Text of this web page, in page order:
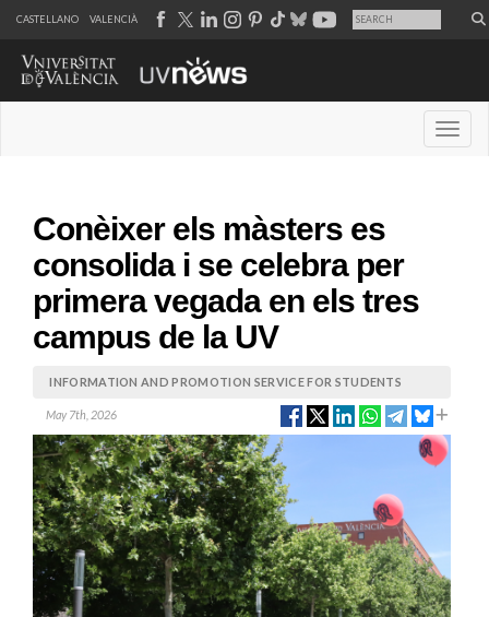
CASTELLANO VALENCIÀ
Conèixer els màsters es
consolida i se celebra per
primera vegada en els tres
campus de la UV
INFORMATION AND PROMOTION SERVICE FOR STUDENTS
May 7th, 2026